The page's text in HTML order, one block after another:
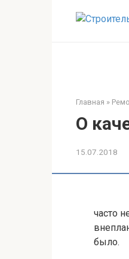
Главная »
О
15.07.2018
часто
было.